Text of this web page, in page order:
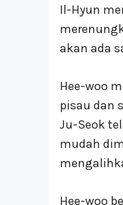
Il-Hyun
akan ada
Hee-woo
pisau dan
Ju-Seok
mudah
Hee-woo